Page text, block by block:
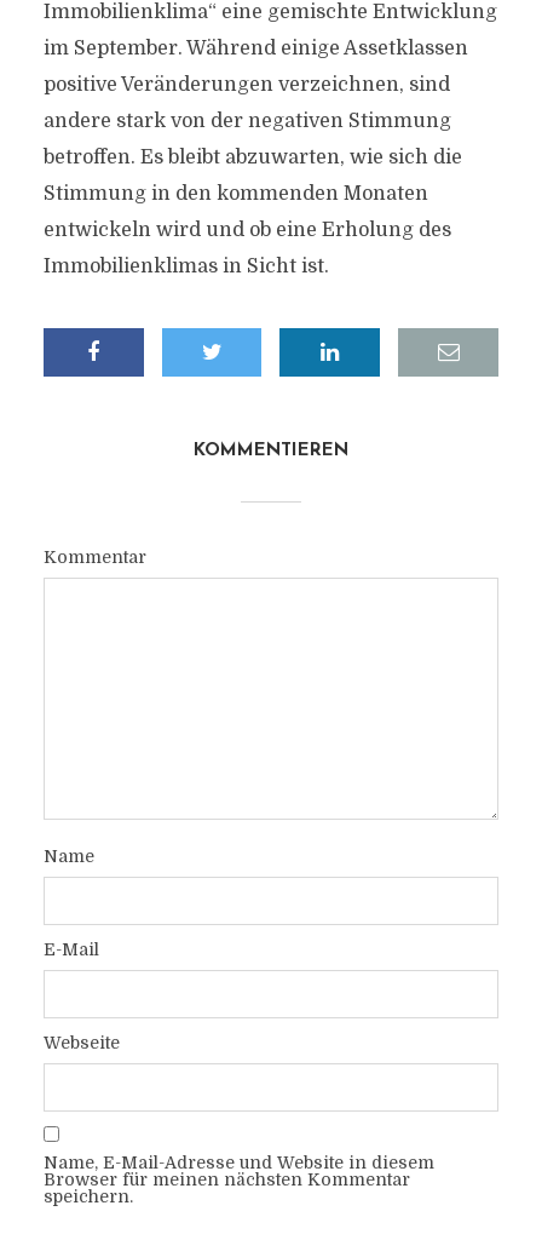
Immobilienklima“ eine gemischte Entwicklung
im September. Während einige Assetklassen
positive Veränderungen verzeichnen, sind
andere stark von der negativen Stimmung
betroffen. Es bleibt abzuwarten, wie sich die
Stimmung in den kommenden Monaten
entwickeln wird und ob eine Erholung des
Immobilienklimas in Sicht ist.
KOMMENTIEREN
Kommentar
Name
E-Mail
Webseite
Name, E-Mail-Adresse und Website in diesem
Browser für meinen nächsten Kommentar
speichern.